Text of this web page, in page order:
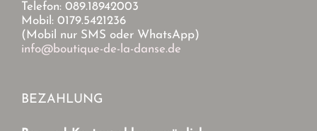
Telefon: 089.18942003
Mobil: 0179.5421236
(Mobil nur SMS oder WhatsApp)
info@boutique-de-la-danse.de
BEZAHLUNG